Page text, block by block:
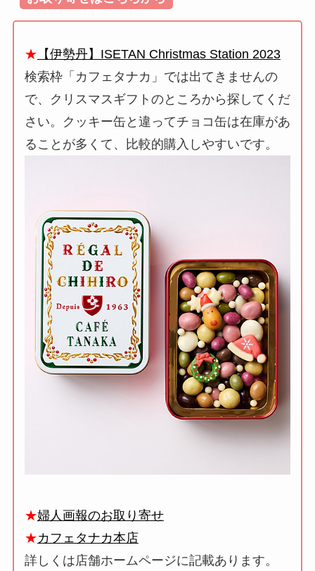
★ 【伊勢丹】ISETAN Christmas Station 2023
検索枠「カフェタナカ」では出てきませんの
で、クリスマスギフトのところから探してくだ
さい。クッキー缶と違ってチョコ缶は在庫があ
ることが多くて、比較的購入しやすいです。
★婦人画報のお取り寄せ
★カフェタナカ本店
詳しくは店舗ホームページに記載あります。